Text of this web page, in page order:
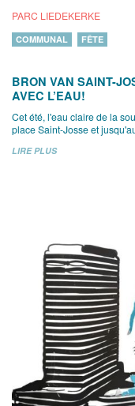
PARC LIEDEKERKE
COMMUNAL FÊTE
BRON VAN SAINT-
AVEC L’EAU!
Cet été, l'eau claire de la
place Saint-Josse et
LIRE PLUS